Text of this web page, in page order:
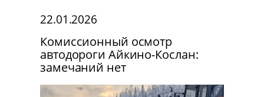
22.01.2026
Комиссионный осмотр
автодороги Айкино-Кослан:
замечаний нет